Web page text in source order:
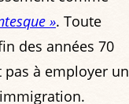
». Toute
des années 70
pas à employer un